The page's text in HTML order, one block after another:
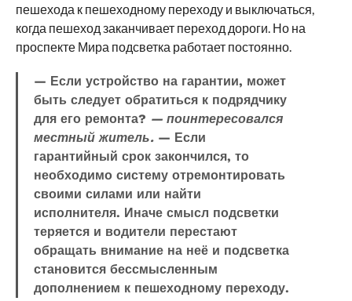
пешехода к пешеходному переходу и выключаться,
когда пешеход заканчивает переход дороги. Но на
проспекте Мира подсветка работает постоянно.
— Если устройство на гарантии, может
быть следует обратиться к подрядчику
для его ремонта? — поинтересовался
местный житель. — Если
гарантийный срок закончился, то
необходимо систему отремонтировать
своими силами или найти
исполнителя. Иначе смысл подсветки
теряется и водители перестают
обращать внимание на неё и подсветка
становится бессмысленным
дополнением к пешеходному переходу.